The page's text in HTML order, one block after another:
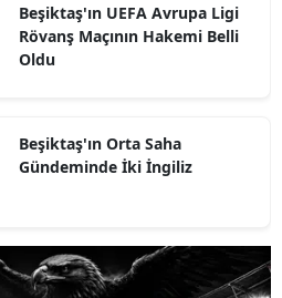
Beşiktaş'ın UEFA Avrupa Ligi
Rövanş Maçının Hakemi Belli
Oldu
Beşiktaş'ın Orta Saha
Gündeminde İki İngiliz